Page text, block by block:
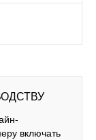
включать